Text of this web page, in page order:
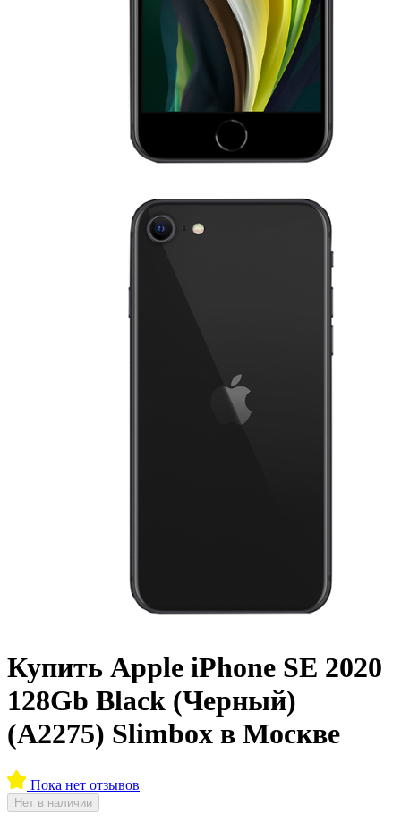
Купить Apple iPhone SE 2020
128Gb Black (Черный)
(A2275) Slimbox в Москве
Пока нет отзывов
Нет в наличии